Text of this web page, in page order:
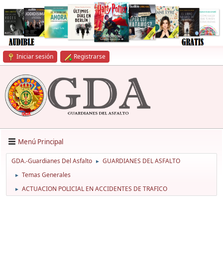
Iniciar sesión Registrarse
Menú Principal
GDA.-Guardianes Del Asfalto ► GUARDIANES DEL ASFALTO
► Temas Generales
► ACTUACION POLICIAL EN ACCIDENTES DE TRAFICO